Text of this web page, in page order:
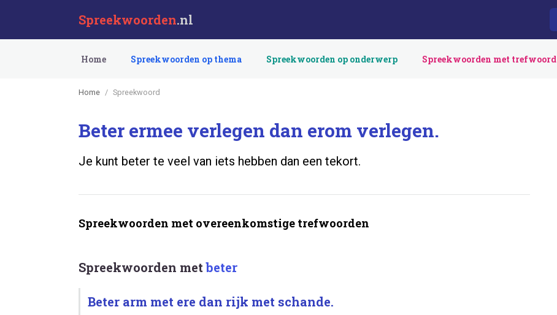
Spreekwoorden.nl
Home Spreekwoorden op thema Spreekwoorden op onderwerp Spreekwoorden met trefwoord
Home Spreekwoord
Beter ermee verlegen dan erom verlegen.
Je kunt beter te veel van iets hebben dan een tekort.
Spreekwoorden met overeenkomstige trefwoorden
Spreekwoorden metbeter
Beter arm met ere dan rijk met schande.